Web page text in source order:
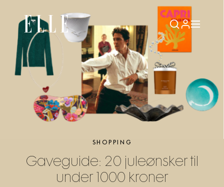
SHOPPING
Gaveguide: 20 juleønsker til
under 1000 kroner